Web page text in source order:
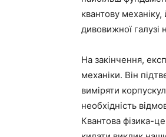
квантову
дивовижної галузі
На закінчення,
механіки. Він
виміряти
необхідність
Квантова фізика-